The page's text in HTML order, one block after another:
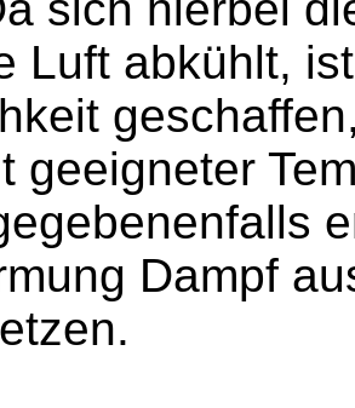
Luft abkühlt,
geeigneter
Dampf